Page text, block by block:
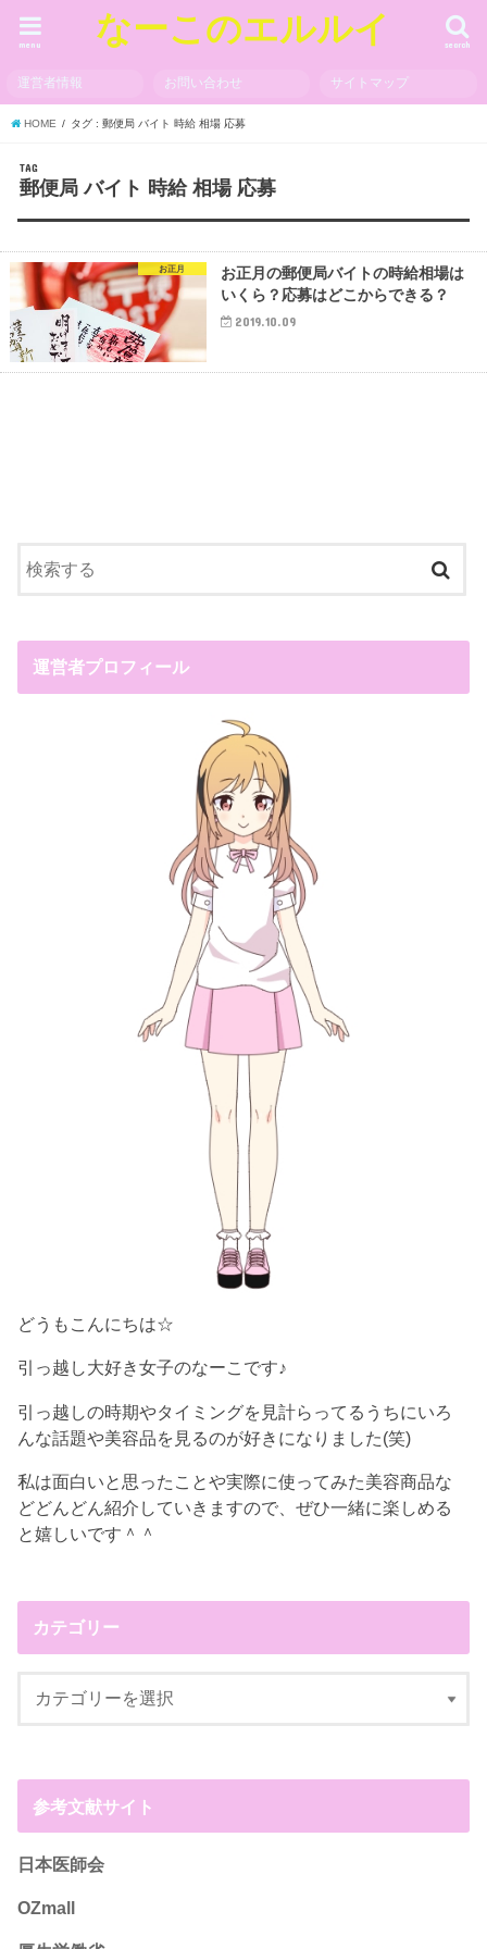
なーこのエルルイ search
menu
運営者情報 お問い合わせ サイトマップ
HOME タグ : 郵便局 バイト 時給 相場 応募
TAG
郵便局 バイト 時給 相場 応募
お正月
お正月の郵便局バイトの時給相場は
いくら？応募はどこからできる？
2019.10.09
運営者プロフィール
どうもこんにちは☆
引っ越し大好き女子のなーこです♪
引っ越しの時期やタイミングを見計らってるうちにいろ
んな話題や美容品を見るのが好きになりました(笑)
私は面白いと思ったことや実際に使ってみた美容商品な
どどんどん紹介していきますので、ぜひ一緒に楽しめる
と嬉しいです＾＾
カテゴリー
参考文献サイト
日本医師会
OZmall